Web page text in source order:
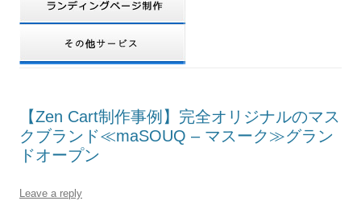
TAG ARCHIVES:新規OPEN
【Zen Cart制作事例】完全オリジナルのマス
クブランド≪maSOUQ – マスーク≫グラン
ドオープン
Leave a reply